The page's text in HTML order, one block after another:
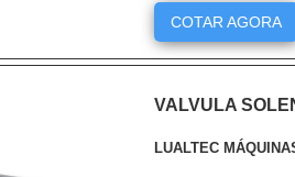
COTAR AGORA
VALVULA
LUALTEC